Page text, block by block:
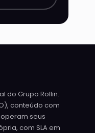
do Grupo Rollin.
conteúdo com
seus
com SLA em